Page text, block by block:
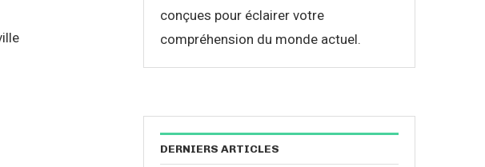
conçues pour éclairer votre
compréhension du monde actuel.
DERNIERS ARTICLES